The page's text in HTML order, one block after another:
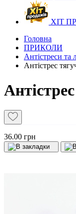
ХІТ
Головна
ПРИКОЛИ
Антістреси та
Антістрес
36.00 грн